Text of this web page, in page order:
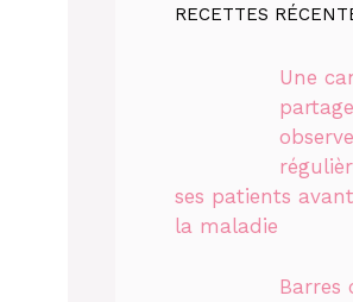
RECETTES
Une
observe
ses patients
la maladie
Barres